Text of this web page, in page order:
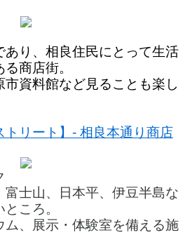
あり、相良住民にとって生活
商店街。
市資料館など見ることも楽し
トリート】- 相良本通り商店
士山、日本平、伊豆半島な
ころ。
ム、展示・体験室を備える施